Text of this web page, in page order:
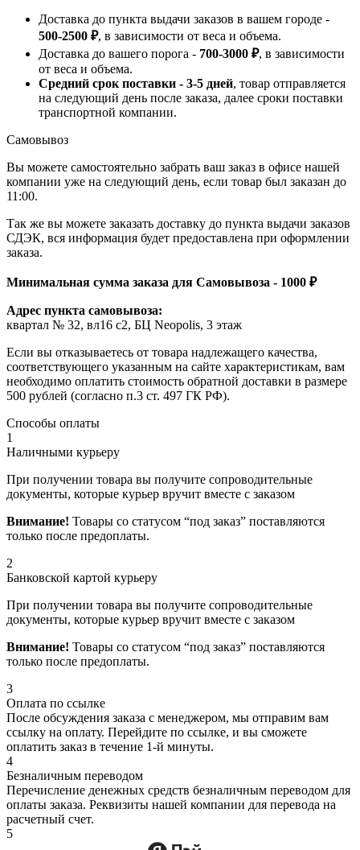
Доставка до пункта выдачи заказов в вашем городе -
500-2500 ₽, в зависимости от веса и объема.
Доставка до вашего порога - 700-3000 ₽, в зависимости
от веса и объема.
Средний срок поставки - 3-5 дней, товар отправляется
на следующий день после заказа, далее сроки поставки
транспортной компании.
Самовывоз
Вы можете самостоятельно забрать ваш заказ в офисе нашей
компании уже на следующий день, если товар был заказан до
11:00.
Так же вы можете заказать доставку до пункта выдачи заказов
СДЭК, вся информация будет предоставлена при оформлении
заказа.
Минимальная сумма заказа для Самовывоза - 1000 ₽
Адрес пункта самовывоза:
квартал № 32, вл16 с2, БЦ Neopolis, 3 этаж
Если вы отказываетесь от товара надлежащего качества,
соответствующего указанным на сайте характеристикам, вам
необходимо оплатить стоимость обратной доставки в размере
500 рублей (согласно п.3 ст. 497 ГК РФ).
Способы оплаты
1
Наличными курьеру
При получении товара вы получите сопроводительные
документы, которые курьер вручит вместе с заказом
Внимание! Товары со статусом “под заказ” поставляются
только после предоплаты.
2
Банковской картой курьеру
При получении товара вы получите сопроводительные
документы, которые курьер вручит вместе с заказом
Внимание! Товары со статусом “под заказ” поставляются
только после предоплаты.
3
Оплата по ссылке
После обсуждения заказа с менеджером, мы отправим вам
ссылку на оплату. Перейдите по ссылке, и вы сможете
оплатить заказ в течение 1-й минуты.
4
Безналичным переводом
Перечисление денежных средств безналичным переводом для
оплаты заказа. Реквизиты нашей компании для перевода на
расчетный счет.
5